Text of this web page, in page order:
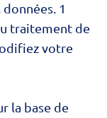
1
traitement de
votre
la base de